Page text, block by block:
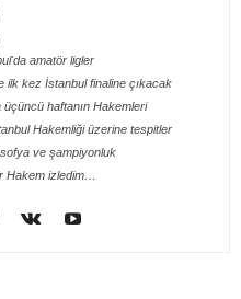
amatör ligler
ilk kez İstanbul finaline çıkacak
haftanın Hakemleri
Hakemliği üzerine tespitler
ve şampiyonluk
Hakem izledim…